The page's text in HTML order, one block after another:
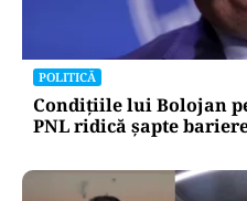
Legea salarizării,
doisprezecelea.
politic